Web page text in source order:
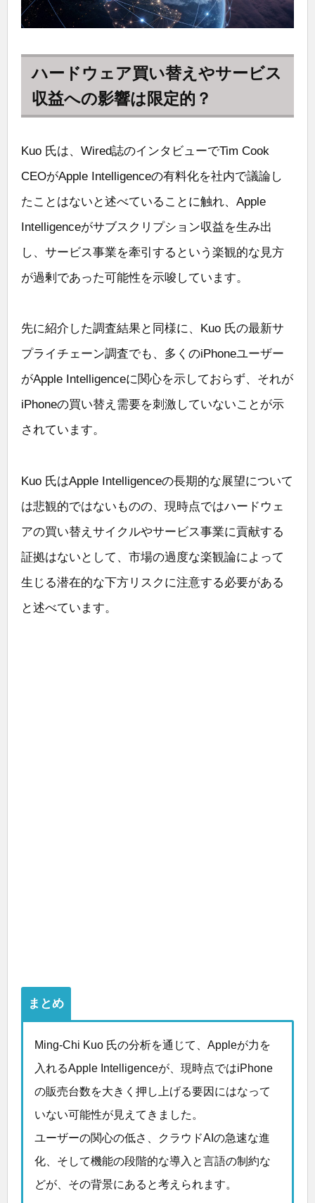
ハードウェア買い替えやサービス
収益への影響は限定的？
Kuo 氏は、Wired誌のインタビューでTim Cook
CEOがApple Intelligenceの有料化を社内で議論し
たことはないと述べていることに触れ、Apple
Intelligenceがサブスクリプション収益を生み出
し、サービス事業を牽引するという楽観的な見方
が過剰であった可能性を示唆しています。
先に紹介した調査結果と同様に、Kuo 氏の最新サ
プライチェーン調査でも、多くのiPhoneユーザー
がApple Intelligenceに関心を示しておらず、それが
iPhoneの買い替え需要を刺激していないことが示
されています。
Kuo 氏はApple Intelligenceの長期的な展望について
は悲観的ではないものの、現時点ではハードウェ
アの買い替えサイクルやサービス事業に貢献する
証拠はないとして、市場の過度な楽観論によって
生じる潜在的な下方リスクに注意する必要がある
と述べています。
まとめ
Ming-Chi Kuo 氏の分析を通じて、Appleが力を
入れるApple Intelligenceが、現時点ではiPhone
の販売台数を大きく押し上げる要因にはなって
いない可能性が見えてきました。
ユーザーの関心の低さ、クラウドAIの急速な進
化、そして機能の段階的な導入と言語の制約な
どが、その背景にあると考えられます。